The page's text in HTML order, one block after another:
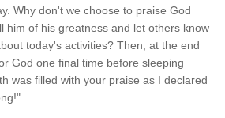
Why don't we choose to praise God
him of his greatness and let others know
today's activities? Then, at the end
God one final time before sleeping
was filled with your praise as I declared